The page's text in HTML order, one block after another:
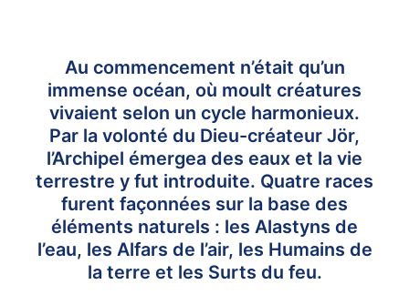
Au commencement n’était qu’un
immense océan, où moult créatures
vivaient selon un cycle harmonieux.
Par la volonté du Dieu-créateur Jör,
l’Archipel émergea des eaux et la vie
terrestre y fut introduite. Quatre races
furent façonnées sur la base des
éléments naturels : les Alastyns de
l’eau, les Alfars de l’air, les Humains de
la terre et les Surts du feu.